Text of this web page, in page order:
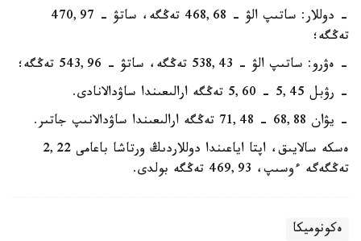
- دوللار: ساتىپ الۋ - 468,68 تەڭگە، ساتۋ - 470,97
تەڭگە؛
- ەۋرو: ساتىپ الۋ - 538,43 تەڭگە، ساتۋ - 543,96 تەڭگە؛
- رۋبل 5,45 - 5,60 تەڭگە ارالىعىندا ساۋدالانادى.
- يۋان 68,88 - 71,48 تەڭگە ارالىعىندا ساۋدالانىپ جاتىر.
ەسكە سالايىق، اپتا اياعىندا دوللاردىڭ ورتاشا باعامى 2,22
تەڭگەگە ءوسىپ، 469,93 تەڭگە بولدى.
ەكونوميكا